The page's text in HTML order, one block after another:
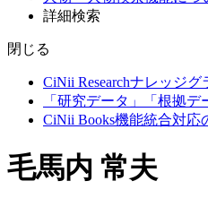
詳細検索
閉じる
CiNii Researchナレッジ
「研究データ」「根拠
CiNii Books機能統合対応
毛馬内 常夫